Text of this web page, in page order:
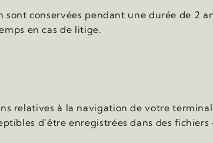
conservées pendant une durée de 2
en cas de litige.
relatives à la navigation de votre
d’être enregistrées dans des fichiers